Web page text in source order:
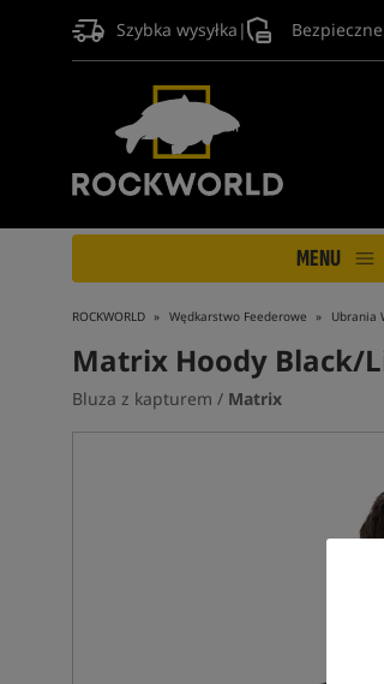
Szybka wysyłka |
MENU
ROCKWORLD Wędkarstwo Feederowe Ubrania
Matrix Hoody Black/
Bluza z kapturem / Matrix